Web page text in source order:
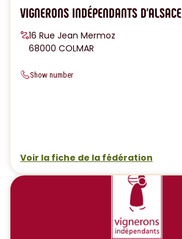
VIGNERONS INDÉPENDANTS D'ALSACE
16 Rue Jean Mermoz
68000 COLMAR
Show number
Voir la fiche de la fédération